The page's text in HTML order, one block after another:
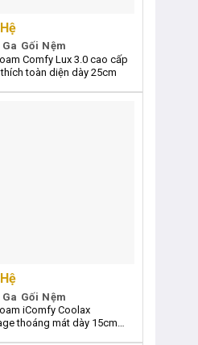
Gối Nệm
Comfy Lux 3.0 cao cấp
toàn diện dày 25cm
Gối Nệm
iComfy Coolax
thoáng mát dày 15cm